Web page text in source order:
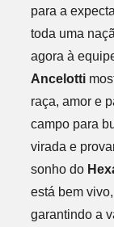
para a
toda uma
agora à
Ancelotti
raça, amor e
campo para
virada e
sonho do
está bem vivo,
garantindo a